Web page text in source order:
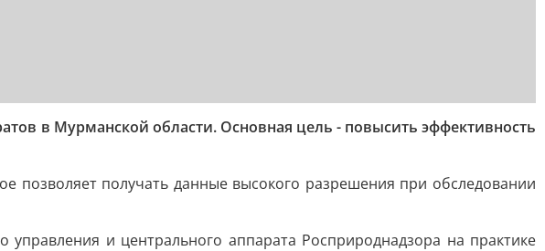
в Мурманской области. Основная цель - повысить эффективность
позволяет получать данные высокого разрешения при обследовании
управления и центрального аппарата Росприроднадзора на практике